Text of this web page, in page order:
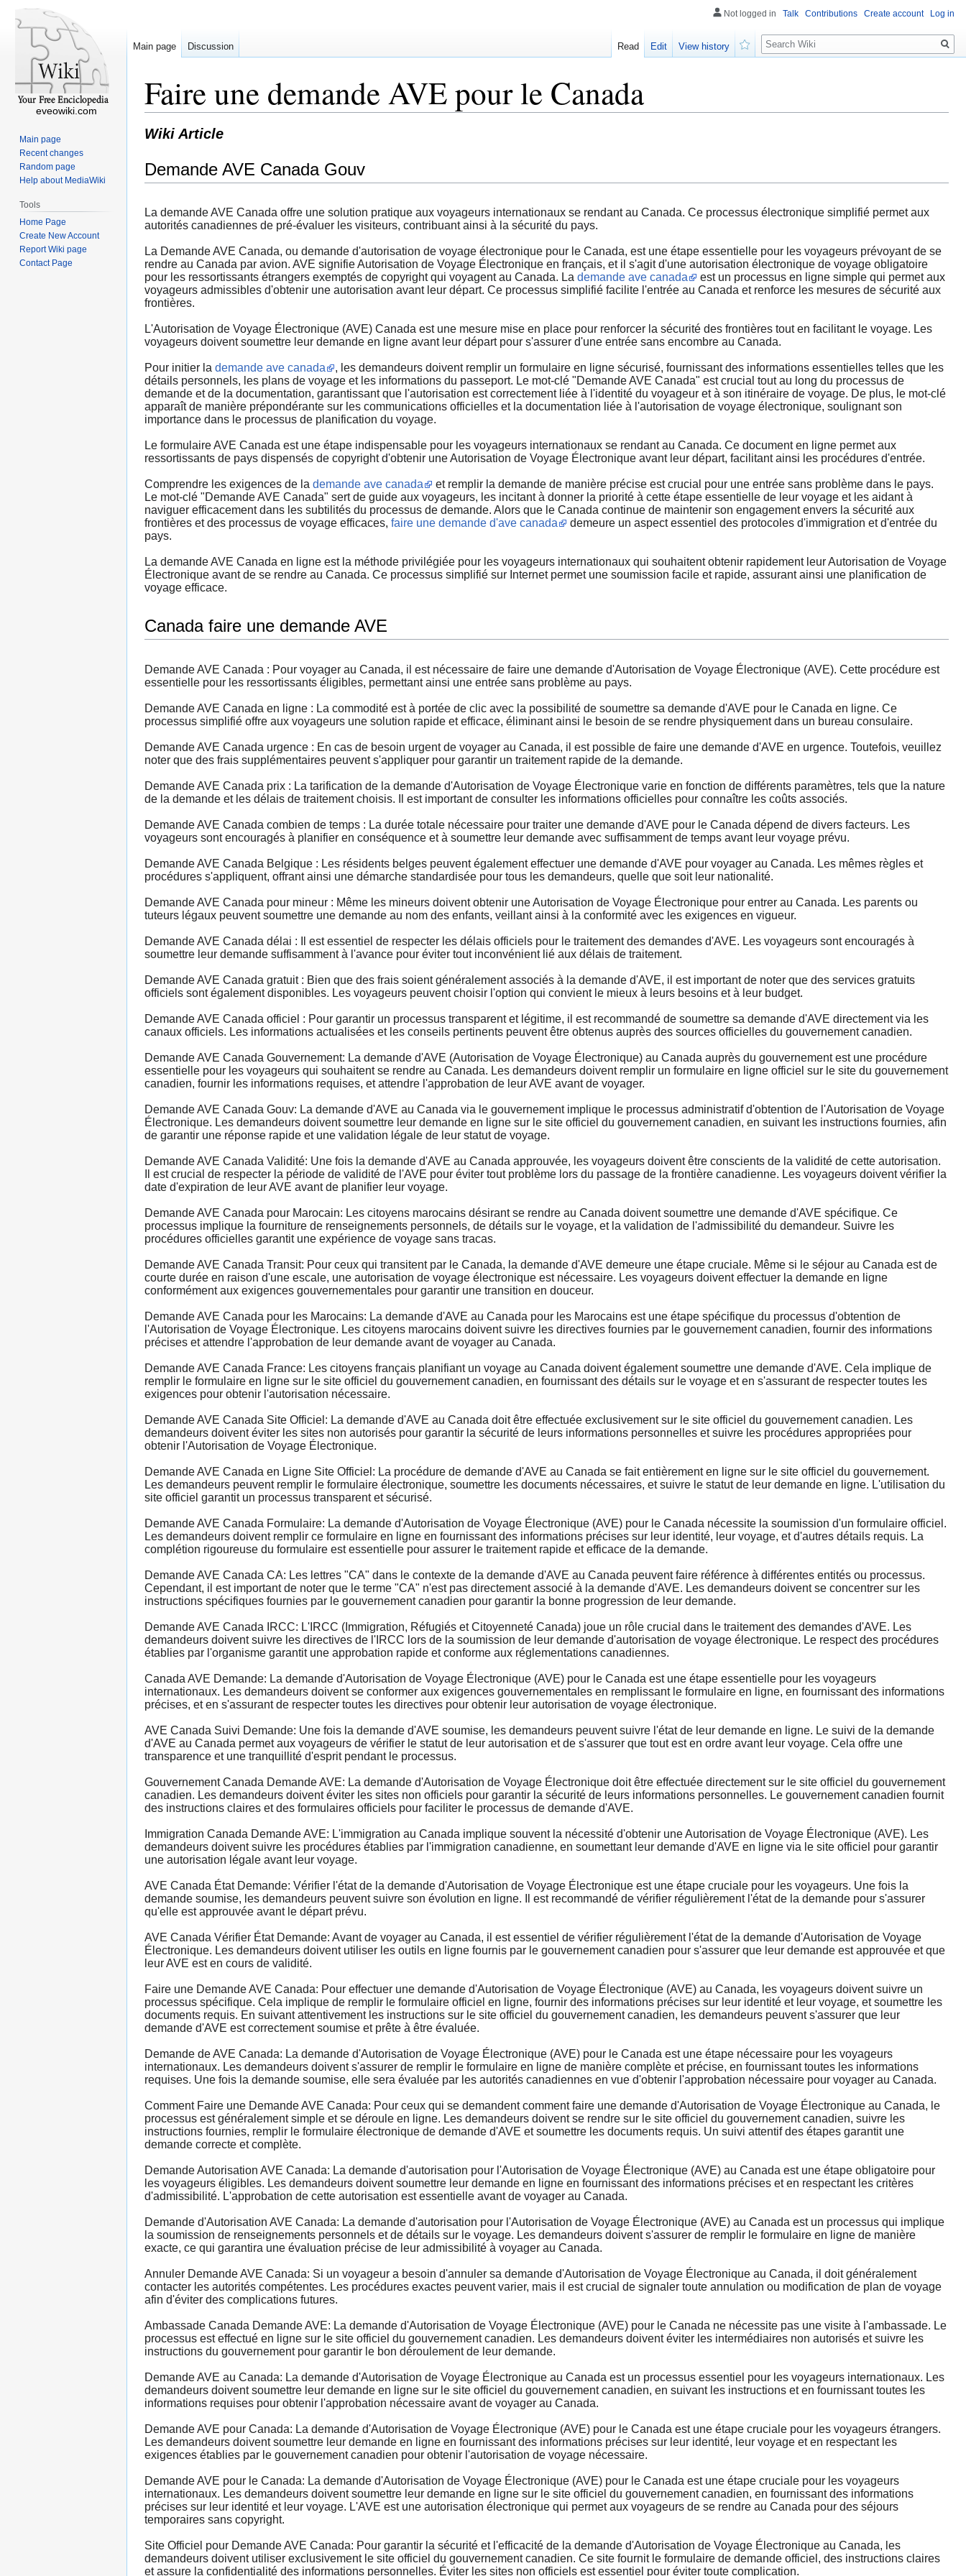
Faire une demande AVE pour le Canada
Wiki Article
Demande AVE Canada Gouv
La demande AVE Canada offre une solution pratique aux voyageurs internationaux se rendant au Canada. Ce processus électronique simplifié permet aux
autorités canadiennes de pré-évaluer les visiteurs, contribuant ainsi à la sécurité du pays.
La Demande AVE Canada, ou demande d'autorisation de voyage électronique pour le Canada, est une étape essentielle pour les voyageurs prévoyant de se
rendre au Canada par avion. AVE signifie Autorisation de Voyage Électronique en français, et il s'agit d'une autorisation électronique de voyage obligatoire
pour les ressortissants étrangers exemptés de copyright qui voyagent au Canada. La demande ave canada
est un processus en ligne simple qui permet aux
voyageurs admissibles d'obtenir une autorisation avant leur départ. Ce processus simplifié facilite l'entrée au Canada et renforce les mesures de sécurité aux
frontières.
L'Autorisation de Voyage Électronique (AVE) Canada est une mesure mise en place pour renforcer la sécurité des frontières tout en facilitant le voyage. Les
voyageurs doivent soumettre leur demande en ligne avant leur départ pour s'assurer d'une entrée sans encombre au Canada.
Pour initier la demande ave canada
, les demandeurs doivent remplir un formulaire en ligne sécurisé, fournissant des informations essentielles telles que les
détails personnels, les plans de voyage et les informations du passeport. Le mot-clé "Demande AVE Canada" est crucial tout au long du processus de
demande et de la documentation, garantissant que l'autorisation est correctement liée à l'identité du voyageur et à son itinéraire de voyage. De plus, le mot-clé
apparaît de manière prépondérante sur les communications officielles et la documentation liée à l'autorisation de voyage électronique, soulignant son
importance dans le processus de planification du voyage.
Le formulaire AVE Canada est une étape indispensable pour les voyageurs internationaux se rendant au Canada. Ce document en ligne permet aux
ressortissants de pays dispensés de copyright d'obtenir une Autorisation de Voyage Électronique avant leur départ, facilitant ainsi les procédures d'entrée.
Comprendre les exigences de la demande ave canada
et remplir la demande de manière précise est crucial pour une entrée sans problème dans le pays.
Le mot-clé "Demande AVE Canada" sert de guide aux voyageurs, les incitant à donner la priorité à cette étape essentielle de leur voyage et les aidant à
naviguer efficacement dans les subtilités du processus de demande. Alors que le Canada continue de maintenir son engagement envers la sécurité aux
frontières et des processus de voyage efficaces, faire une demande d'ave canada
demeure un aspect essentiel des protocoles d'immigration et d'entrée du
pays.
La demande AVE Canada en ligne est la méthode privilégiée pour les voyageurs internationaux qui souhaitent obtenir rapidement leur Autorisation de Voyage
Électronique avant de se rendre au Canada. Ce processus simplifié sur Internet permet une soumission facile et rapide, assurant ainsi une planification de
voyage efficace.
Canada faire une demande AVE
Demande AVE Canada : Pour voyager au Canada, il est nécessaire de faire une demande d'Autorisation de Voyage Électronique (AVE). Cette procédure est
essentielle pour les ressortissants éligibles, permettant ainsi une entrée sans problème au pays.
Demande AVE Canada en ligne : La commodité est à portée de clic avec la possibilité de soumettre sa demande d'AVE pour le Canada en ligne. Ce
processus simplifié offre aux voyageurs une solution rapide et efficace, éliminant ainsi le besoin de se rendre physiquement dans un bureau consulaire.
Demande AVE Canada urgence : En cas de besoin urgent de voyager au Canada, il est possible de faire une demande d'AVE en urgence. Toutefois, veuillez
noter que des frais supplémentaires peuvent s'appliquer pour garantir un traitement rapide de la demande.
Demande AVE Canada prix : La tarification de la demande d'Autorisation de Voyage Électronique varie en fonction de différents paramètres, tels que la nature
de la demande et les délais de traitement choisis. Il est important de consulter les informations officielles pour connaître les coûts associés.
Demande AVE Canada combien de temps : La durée totale nécessaire pour traiter une demande d'AVE pour le Canada dépend de divers facteurs. Les
voyageurs sont encouragés à planifier en conséquence et à soumettre leur demande avec suffisamment de temps avant leur voyage prévu.
Demande AVE Canada Belgique : Les résidents belges peuvent également effectuer une demande d'AVE pour voyager au Canada. Les mêmes règles et
procédures s'appliquent, offrant ainsi une démarche standardisée pour tous les demandeurs, quelle que soit leur nationalité.
Demande AVE Canada pour mineur : Même les mineurs doivent obtenir une Autorisation de Voyage Électronique pour entrer au Canada. Les parents ou
tuteurs légaux peuvent soumettre une demande au nom des enfants, veillant ainsi à la conformité avec les exigences en vigueur.
Demande AVE Canada délai : Il est essentiel de respecter les délais officiels pour le traitement des demandes d'AVE. Les voyageurs sont encouragés à
soumettre leur demande suffisamment à l'avance pour éviter tout inconvénient lié aux délais de traitement.
Demande AVE Canada gratuit : Bien que des frais soient généralement associés à la demande d'AVE, il est important de noter que des services gratuits
officiels sont également disponibles. Les voyageurs peuvent choisir l'option qui convient le mieux à leurs besoins et à leur budget.
Demande AVE Canada officiel : Pour garantir un processus transparent et légitime, il est recommandé de soumettre sa demande d'AVE directement via les
canaux officiels. Les informations actualisées et les conseils pertinents peuvent être obtenus auprès des sources officielles du gouvernement canadien.
Demande AVE Canada Gouvernement: La demande d'AVE (Autorisation de Voyage Électronique) au Canada auprès du gouvernement est une procédure
essentielle pour les voyageurs qui souhaitent se rendre au Canada. Les demandeurs doivent remplir un formulaire en ligne officiel sur le site du gouvernement
canadien, fournir les informations requises, et attendre l'approbation de leur AVE avant de voyager.
Demande AVE Canada Gouv: La demande d'AVE au Canada via le gouvernement implique le processus administratif d'obtention de l'Autorisation de Voyage
Électronique. Les demandeurs doivent soumettre leur demande en ligne sur le site officiel du gouvernement canadien, en suivant les instructions fournies, afin
de garantir une réponse rapide et une validation légale de leur statut de voyage.
Demande AVE Canada Validité: Une fois la demande d'AVE au Canada approuvée, les voyageurs doivent être conscients de la validité de cette autorisation.
Il est crucial de respecter la période de validité de l'AVE pour éviter tout problème lors du passage de la frontière canadienne. Les voyageurs doivent vérifier la
date d'expiration de leur AVE avant de planifier leur voyage.
Demande AVE Canada pour Marocain: Les citoyens marocains désirant se rendre au Canada doivent soumettre une demande d'AVE spécifique. Ce
processus implique la fourniture de renseignements personnels, de détails sur le voyage, et la validation de l'admissibilité du demandeur. Suivre les
procédures officielles garantit une expérience de voyage sans tracas.
Demande AVE Canada Transit: Pour ceux qui transitent par le Canada, la demande d'AVE demeure une étape cruciale. Même si le séjour au Canada est de
courte durée en raison d'une escale, une autorisation de voyage électronique est nécessaire. Les voyageurs doivent effectuer la demande en ligne
conformément aux exigences gouvernementales pour garantir une transition en douceur.
Demande AVE Canada pour les Marocains: La demande d'AVE au Canada pour les Marocains est une étape spécifique du processus d'obtention de
l'Autorisation de Voyage Électronique. Les citoyens marocains doivent suivre les directives fournies par le gouvernement canadien, fournir des informations
précises et attendre l'approbation de leur demande avant de voyager au Canada.
Demande AVE Canada France: Les citoyens français planifiant un voyage au Canada doivent également soumettre une demande d'AVE. Cela implique de
remplir le formulaire en ligne sur le site officiel du gouvernement canadien, en fournissant des détails sur le voyage et en s'assurant de respecter toutes les
exigences pour obtenir l'autorisation nécessaire.
Demande AVE Canada Site Officiel: La demande d'AVE au Canada doit être effectuée exclusivement sur le site officiel du gouvernement canadien. Les
demandeurs doivent éviter les sites non autorisés pour garantir la sécurité de leurs informations personnelles et suivre les procédures appropriées pour
obtenir l'Autorisation de Voyage Électronique.
Demande AVE Canada en Ligne Site Officiel: La procédure de demande d'AVE au Canada se fait entièrement en ligne sur le site officiel du gouvernement.
Les demandeurs peuvent remplir le formulaire électronique, soumettre les documents nécessaires, et suivre le statut de leur demande en ligne. L'utilisation du
site officiel garantit un processus transparent et sécurisé.
Demande AVE Canada Formulaire: La demande d'Autorisation de Voyage Électronique (AVE) pour le Canada nécessite la soumission d'un formulaire officiel.
Les demandeurs doivent remplir ce formulaire en ligne en fournissant des informations précises sur leur identité, leur voyage, et d'autres détails requis. La
complétion rigoureuse du formulaire est essentielle pour assurer le traitement rapide et efficace de la demande.
Demande AVE Canada CA: Les lettres "CA" dans le contexte de la demande d'AVE au Canada peuvent faire référence à différentes entités ou processus.
Cependant, il est important de noter que le terme "CA" n'est pas directement associé à la demande d'AVE. Les demandeurs doivent se concentrer sur les
instructions spécifiques fournies par le gouvernement canadien pour garantir la bonne progression de leur demande.
Demande AVE Canada IRCC: L'IRCC (Immigration, Réfugiés et Citoyenneté Canada) joue un rôle crucial dans le traitement des demandes d'AVE. Les
demandeurs doivent suivre les directives de l'IRCC lors de la soumission de leur demande d'autorisation de voyage électronique. Le respect des procédures
établies par l'organisme garantit une approbation rapide et conforme aux réglementations canadiennes.
Canada AVE Demande: La demande d'Autorisation de Voyage Électronique (AVE) pour le Canada est une étape essentielle pour les voyageurs
internationaux. Les demandeurs doivent se conformer aux exigences gouvernementales en remplissant le formulaire en ligne, en fournissant des informations
précises, et en s'assurant de respecter toutes les directives pour obtenir leur autorisation de voyage électronique.
AVE Canada Suivi Demande: Une fois la demande d'AVE soumise, les demandeurs peuvent suivre l'état de leur demande en ligne. Le suivi de la demande
d'AVE au Canada permet aux voyageurs de vérifier le statut de leur autorisation et de s'assurer que tout est en ordre avant leur voyage. Cela offre une
transparence et une tranquillité d'esprit pendant le processus.
Gouvernement Canada Demande AVE: La demande d'Autorisation de Voyage Électronique doit être effectuée directement sur le site officiel du gouvernement
canadien. Les demandeurs doivent éviter les sites non officiels pour garantir la sécurité de leurs informations personnelles. Le gouvernement canadien fournit
des instructions claires et des formulaires officiels pour faciliter le processus de demande d'AVE.
Immigration Canada Demande AVE: L'immigration au Canada implique souvent la nécessité d'obtenir une Autorisation de Voyage Électronique (AVE). Les
demandeurs doivent suivre les procédures établies par l'immigration canadienne, en soumettant leur demande d'AVE en ligne via le site officiel pour garantir
une autorisation légale avant leur voyage.
AVE Canada État Demande: Vérifier l'état de la demande d'Autorisation de Voyage Électronique est une étape cruciale pour les voyageurs. Une fois la
demande soumise, les demandeurs peuvent suivre son évolution en ligne. Il est recommandé de vérifier régulièrement l'état de la demande pour s'assurer
qu'elle est approuvée avant le départ prévu.
AVE Canada Vérifier État Demande: Avant de voyager au Canada, il est essentiel de vérifier régulièrement l'état de la demande d'Autorisation de Voyage
Électronique. Les demandeurs doivent utiliser les outils en ligne fournis par le gouvernement canadien pour s'assurer que leur demande est approuvée et que
leur AVE est en cours de validité.
Faire une Demande AVE Canada: Pour effectuer une demande d'Autorisation de Voyage Électronique (AVE) au Canada, les voyageurs doivent suivre un
processus spécifique. Cela implique de remplir le formulaire officiel en ligne, fournir des informations précises sur leur identité et leur voyage, et soumettre les
documents requis. En suivant attentivement les instructions sur le site officiel du gouvernement canadien, les demandeurs peuvent s'assurer que leur
demande d'AVE est correctement soumise et prête à être évaluée.
Demande de AVE Canada: La demande d'Autorisation de Voyage Électronique (AVE) pour le Canada est une étape nécessaire pour les voyageurs
internationaux. Les demandeurs doivent s'assurer de remplir le formulaire en ligne de manière complète et précise, en fournissant toutes les informations
requises. Une fois la demande soumise, elle sera évaluée par les autorités canadiennes en vue d'obtenir l'approbation nécessaire pour voyager au Canada.
Comment Faire une Demande AVE Canada: Pour ceux qui se demandent comment faire une demande d'Autorisation de Voyage Électronique au Canada, le
processus est généralement simple et se déroule en ligne. Les demandeurs doivent se rendre sur le site officiel du gouvernement canadien, suivre les
instructions fournies, remplir le formulaire électronique de demande d'AVE et soumettre les documents requis. Un suivi attentif des étapes garantit une
demande correcte et complète.
Demande Autorisation AVE Canada: La demande d'autorisation pour l'Autorisation de Voyage Électronique (AVE) au Canada est une étape obligatoire pour
les voyageurs éligibles. Les demandeurs doivent soumettre leur demande en ligne en fournissant des informations précises et en respectant les critères
d'admissibilité. L'approbation de cette autorisation est essentielle avant de voyager au Canada.
Demande d'Autorisation AVE Canada: La demande d'autorisation pour l'Autorisation de Voyage Électronique (AVE) au Canada est un processus qui implique
la soumission de renseignements personnels et de détails sur le voyage. Les demandeurs doivent s'assurer de remplir le formulaire en ligne de manière
exacte, ce qui garantira une évaluation précise de leur admissibilité à voyager au Canada.
Annuler Demande AVE Canada: Si un voyageur a besoin d'annuler sa demande d'Autorisation de Voyage Électronique au Canada, il doit généralement
contacter les autorités compétentes. Les procédures exactes peuvent varier, mais il est crucial de signaler toute annulation ou modification de plan de voyage
afin d'éviter des complications futures.
Ambassade Canada Demande AVE: La demande d'Autorisation de Voyage Électronique (AVE) pour le Canada ne nécessite pas une visite à l'ambassade. Le
processus est effectué en ligne sur le site officiel du gouvernement canadien. Les demandeurs doivent éviter les intermédiaires non autorisés et suivre les
instructions du gouvernement pour garantir le bon déroulement de leur demande.
Demande AVE au Canada: La demande d'Autorisation de Voyage Électronique au Canada est un processus essentiel pour les voyageurs internationaux. Les
demandeurs doivent soumettre leur demande en ligne sur le site officiel du gouvernement canadien, en suivant les instructions et en fournissant toutes les
informations requises pour obtenir l'approbation nécessaire avant de voyager au Canada.
Demande AVE pour Canada: La demande d'Autorisation de Voyage Électronique (AVE) pour le Canada est une étape cruciale pour les voyageurs étrangers.
Les demandeurs doivent soumettre leur demande en ligne en fournissant des informations précises sur leur identité, leur voyage et en respectant les
exigences établies par le gouvernement canadien pour obtenir l'autorisation de voyage nécessaire.
Demande AVE pour le Canada: La demande d'Autorisation de Voyage Électronique (AVE) pour le Canada est une étape cruciale pour les voyageurs
internationaux. Les demandeurs doivent soumettre leur demande en ligne sur le site officiel du gouvernement canadien, en fournissant des informations
précises sur leur identité et leur voyage. L'AVE est une autorisation électronique qui permet aux voyageurs de se rendre au Canada pour des séjours
temporaires sans copyright.
Site Officiel pour Demande AVE Canada: Pour garantir la sécurité et l'efficacité de la demande d'Autorisation de Voyage Électronique au Canada, les
demandeurs doivent utiliser exclusivement le site officiel du gouvernement canadien. Ce site fournit le formulaire de demande officiel, des instructions claires
et assure la confidentialité des informations personnelles. Éviter les sites non officiels est essentiel pour éviter toute complication.
Not logged in Talk Contributions Create account Log in
Main page Discussion Read Edit
View history
Search
eveowiki.com
Main page
Recent changes
Random page
Help about MediaWiki
Tools
Home Page
Create New Account
Report Wiki page
Contact Page